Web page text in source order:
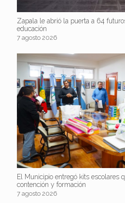
Zapala le abrió la puerta a 64
educación
7 agosto 2026
El Municipio entregó kits escolares
contención y formación
7 agosto 2026